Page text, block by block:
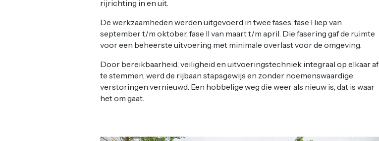
rijrichting in en uit.
De werkzaamheden werden uitgevoerd in twee fases: fase I liep van
september t/m oktober, fase II van maart t/m april. Die fasering gaf de ruimte
voor een beheerste uitvoering met minimale overlast voor de omgeving.
Door bereikbaarheid, veiligheid en uitvoeringstechniek integraal op elkaar af
te stemmen, werd de rijbaan stapsgewijs en zonder noemenswaardige
verstoringen vernieuwd. Een hobbelige weg die weer als nieuw is, dat is waar
het om gaat.